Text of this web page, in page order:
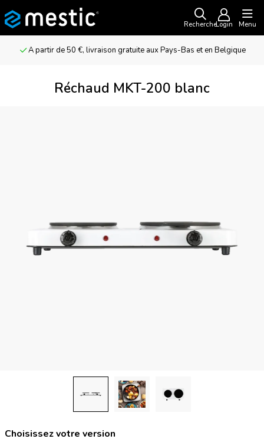
RechercheLogin Menu
A partir de 50 €, livraison gratuite aux Pays-Bas et en Belgique
Réchaud MKT-200 blanc
Choisissez votre version